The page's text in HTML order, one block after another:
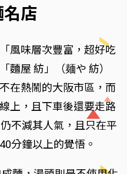
名店
風味層次豐富，超好吃
麵屋 紡」（麺や 紡）
在熱鬧的大阪市區，而
上，且下車後還要走路
不減其人氣，且只在平
分鐘以上的覺悟。